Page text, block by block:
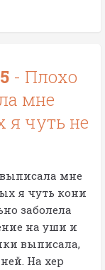
- Плохо
мне
я чуть не
мне
я чуть кони
заболела
на уши и
выписала,
На хер